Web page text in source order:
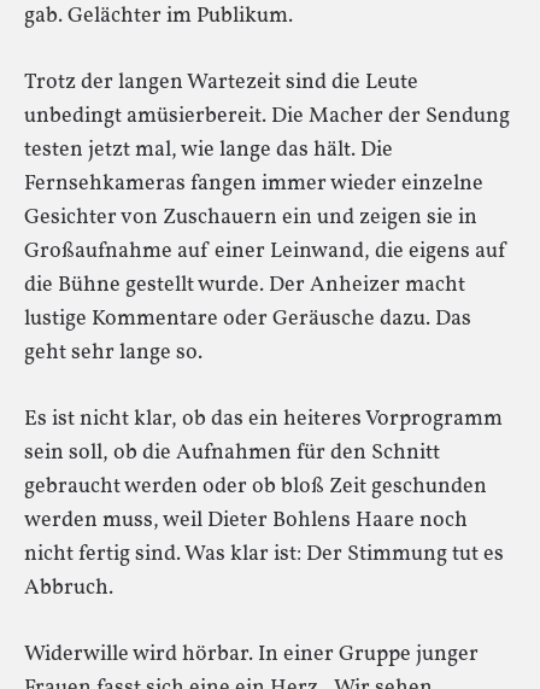
gab. Gelächter im Publikum.
Trotz der langen Wartezeit sind die Leute
unbedingt amüsierbereit. Die Macher der Sendung
testen jetzt mal, wie lange das hält. Die
Fernsehkameras fangen immer wieder einzelne
Gesichter von Zuschauern ein und zeigen sie in
Großaufnahme auf einer Leinwand, die eigens auf
die Bühne gestellt wurde. Der Anheizer macht
lustige Kommentare oder Geräusche dazu. Das
geht sehr lange so.
Es ist nicht klar, ob das ein heiteres Vorprogramm
sein soll, ob die Aufnahmen für den Schnitt
gebraucht werden oder ob bloß Zeit geschunden
werden muss, weil Dieter Bohlens Haare noch
nicht fertig sind. Was klar ist: Der Stimmung tut es
Abbruch.
Widerwille wird hörbar. In einer Gruppe junger